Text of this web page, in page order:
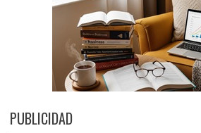
PUBLICIDAD